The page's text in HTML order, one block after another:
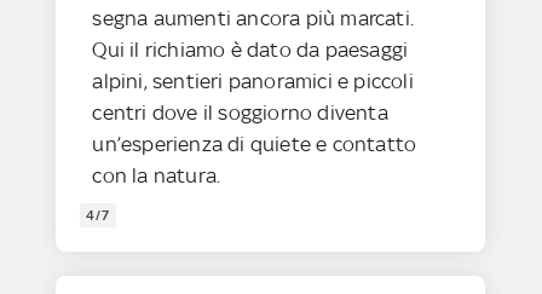
segna aumenti ancora più marcati.
Qui il richiamo è dato da paesaggi
alpini, sentieri panoramici e piccoli
centri dove il soggiorno diventa
un’esperienza di quiete e contatto
con la natura.
4/7